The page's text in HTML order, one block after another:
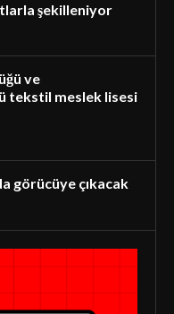
şekilleniyor
ve
tekstil meslek lisesi
görücüye çıkacak